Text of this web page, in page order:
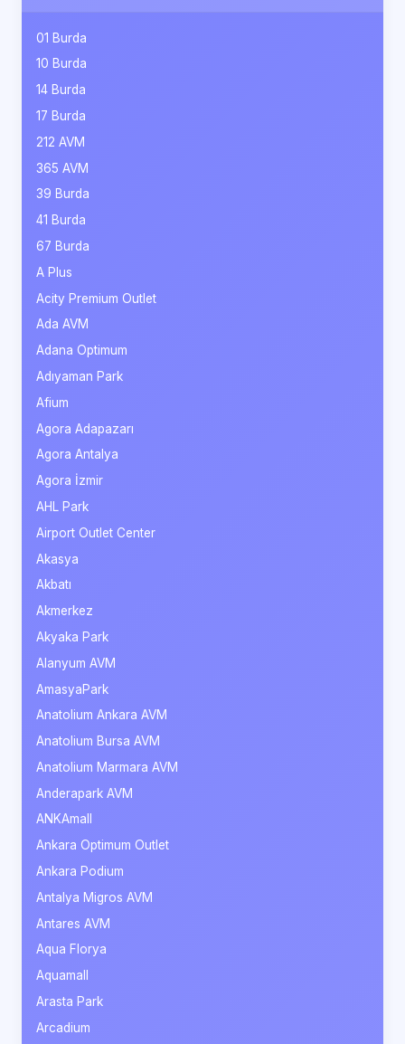
01 Burda
10 Burda
14 Burda
17 Burda
212 AVM
365 AVM
39 Burda
41 Burda
67 Burda
A Plus
Acity Premium Outlet
Ada AVM
Adana Optimum
Adıyaman Park
Afium
Agora Adapazarı
Agora Antalya
Agora İzmir
AHL Park
Airport Outlet Center
Akasya
Akbatı
Akmerkez
Akyaka Park
Alanyum AVM
AmasyaPark
Anatolium Ankara AVM
Anatolium Bursa AVM
Anatolium Marmara AVM
Anderapark AVM
ANKAmall
Ankara Optimum Outlet
Ankara Podium
Antalya Migros AVM
Antares AVM
Aqua Florya
Aquamall
Arasta Park
Arcadium